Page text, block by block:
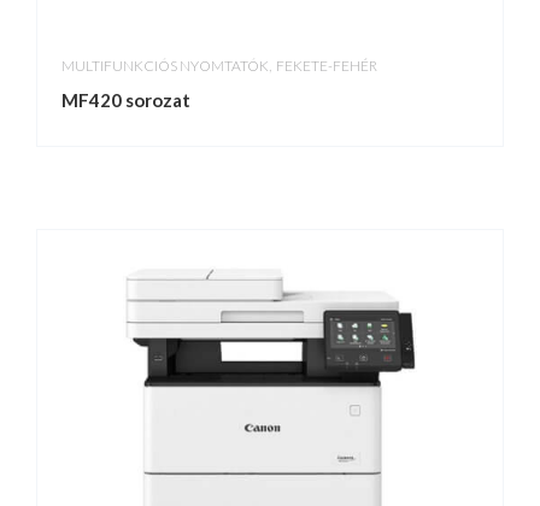
MULTIFUNKCIÓS NYOMTATÓK FEKETE-FEHÉR
MF420 sorozat